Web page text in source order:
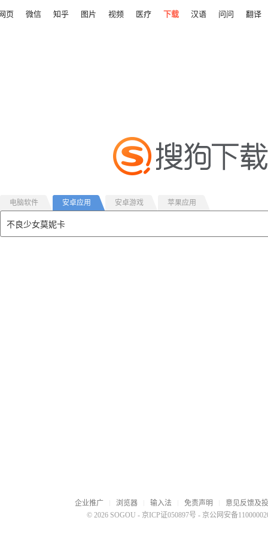
页 微信 知乎 图片 视频 医疗 下载 汉语 问问 翻译
电脑软件 安卓应用 安卓游戏 苹果应用
企业推广 浏览器 输入法 免责声明
意见反馈及
© 2026 SOGOU - 京ICP证050897号 - 京公网安备